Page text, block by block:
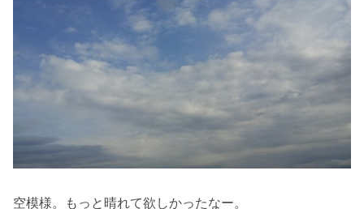
空模様。もっと晴れて欲しかったなー。